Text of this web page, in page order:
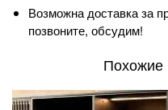
Возможна доставка за
позвоните, обсудим!
Похожие